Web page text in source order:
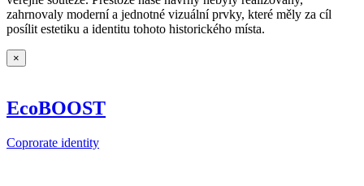
zahrnovaly moderní a jednotné vizuální prvky, které měly za cíl
posílit estetiku a identitu tohoto historického místa.
×
EcoBOOST
Coprorate identity